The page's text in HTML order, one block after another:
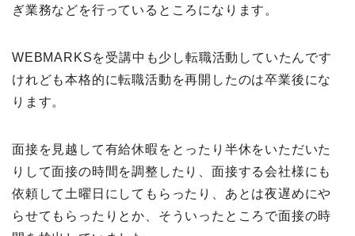
ぎ業務などを行っているところになります。
WEBMARKSを受講中も少し転職活動していたんです
けれども本格的に転職活動を再開したのは卒業後にな
ります。
面接を見越して有給休暇をとったり半休をいただいた
りして面接の時間を調整したり、面接する会社様にも
依頼して土曜日にしてもらったり、あとは夜遅めにや
らせてもらったりとか、そういったところで面接の時